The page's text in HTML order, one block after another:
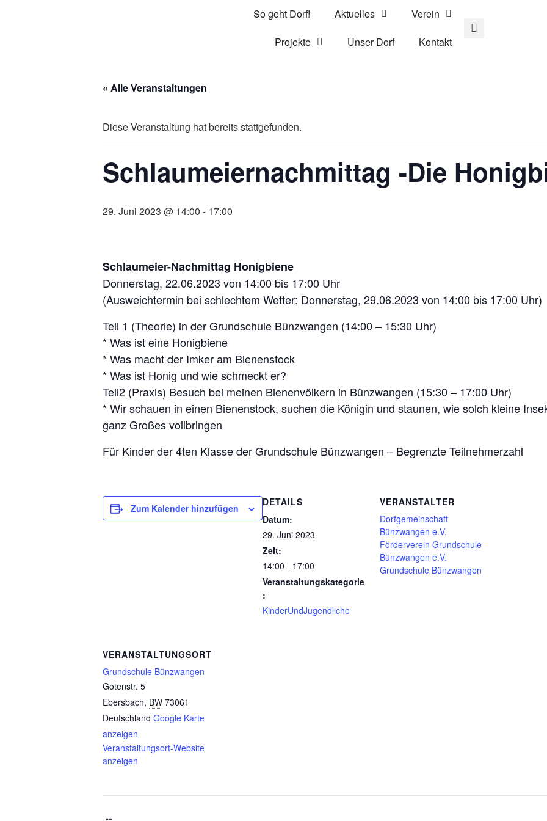
So geht Dorf! Aktuelles
Verein
Projekte
Unser Dorf Kontakt
« Alle Veranstaltungen
Diese Veranstaltung hat bereits stattgefunden.
Schlaumeiernachmittag -Die
29. Juni 2023 @ 14:00 - 17:00
Schlaumeier-Nachmittag Honigbiene
Donnerstag, 22.06.2023 von 14:00 bis 17:00 Uhr
(Ausweichtermin bei schlechtem Wetter: Donnerstag, 29.06.2023 von 14:00 bis 17:00 Uhr)
Teil 1 (Theorie) in der Grundschule Bünzwangen (14:00 – 15:30 Uhr)
* Was ist eine Honigbiene
* Was macht der Imker am Bienenstock
* Was ist Honig und wie schmeckt er?
Teil2 (Praxis) Besuch bei meinen Bienenvölkern in Bünzwangen (15:30 – 17:00 Uhr)
* Wir schauen in einen Bienenstock, suchen die Königin und staunen, wie solch kleine
ganz Großes vollbringen
Für Kinder der 4ten Klasse der Grundschule Bünzwangen – Begrenzte Teilnehmerzahl
Zum Kalender hinzufügen
DETAILS
Datum:
29. Juni 2023
Zeit:
14:00 - 17:00
Veranstaltungskategorie
:
KinderUndJugendliche
VERANSTALTER
Dorfgemeinschaft
Bünzwangen e.V.
Förderverein Grundschule
Bünzwangen e.V.
Grundschule Bünzwangen
VERANSTALTUNGSORT
Grundschule Bünzwangen
Gotenstr. 5
Ebersbach, BW 73061
Deutschland Google Karte
anzeigen
Veranstaltungsort-Website
anzeigen